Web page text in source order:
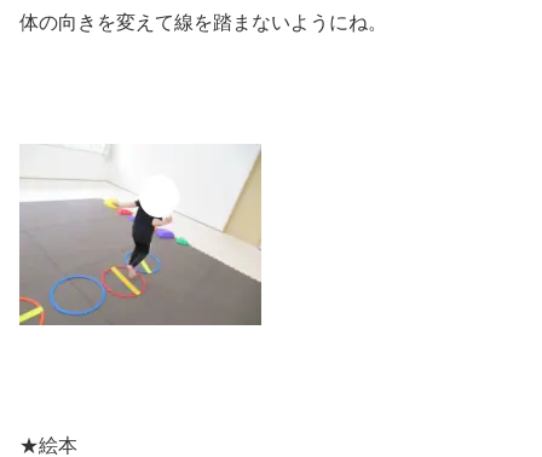
体の向きを変えて線を踏まないようにね。
★絵本